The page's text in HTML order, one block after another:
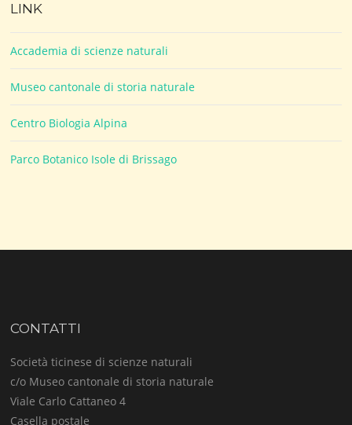
LINK
Accademia di scienze naturali
Museo cantonale di storia naturale
Centro Biologia Alpina
Parco Botanico Isole di Brissago
CONTATTI
Società ticinese di scienze naturali
c/o Museo cantonale di storia naturale
Viale Carlo Cattaneo 4
Casella postale